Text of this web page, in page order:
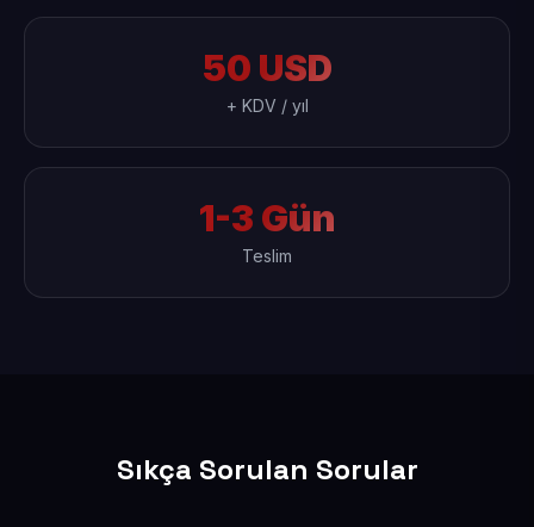
50 USD
+ KDV / yıl
1-3 Gün
Teslim
Sıkça Sorulan Sorular